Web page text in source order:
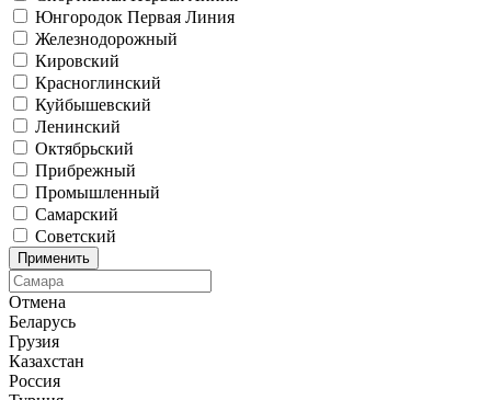
Юнгородок Первая Линия
Железнодорожный
Кировский
Красноглинский
Куйбышевский
Ленинский
Октябрьский
Прибрежный
Промышленный
Самарский
Советский
Применить
Отмена
Беларусь
Грузия
Казахстан
Россия